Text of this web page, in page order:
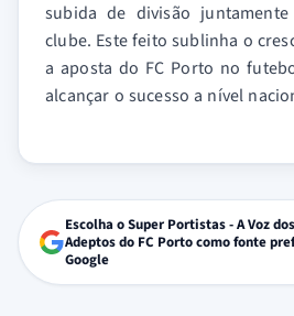
subida de divisão
clube. Este feito sublinha o
a aposta do FC Porto no
alcançar o sucesso a nível
Escolha o Super Portistas - A Voz dos
Adeptos do FC Porto como fonte
Google